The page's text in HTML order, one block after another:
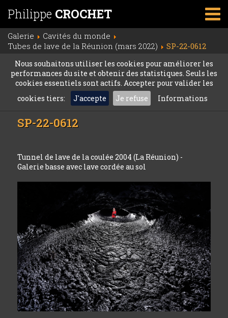
Philippe CROCHET
Galerie
Cavités du monde
Tubes de lave de la Réunion (mars 2022)
SP-22-0612
Nous souhaitons utiliser les cookies pour améliorer les
performances du site et obtenir des statistiques. Seuls les
cookies essentiels sont actifs. Accepter pour valider les
cookies tiers:
J'accepte Je refuse Informations
SP-22-0612
Tunnel de lave de la coulée 2004 (La Réunion) -
Galerie basse avec lave cordée au sol